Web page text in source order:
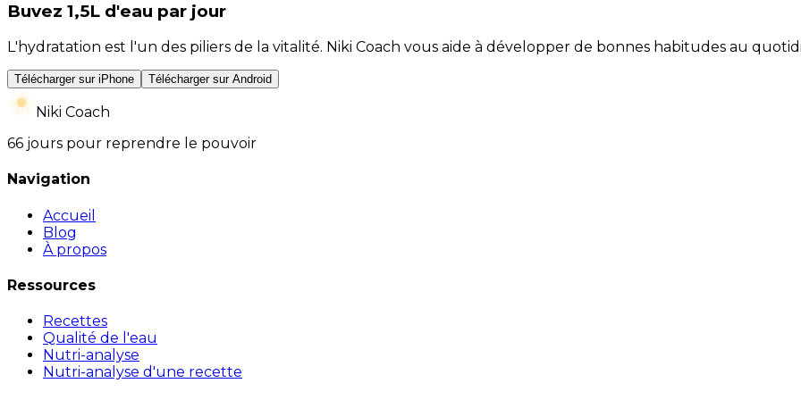
Buvez 1,5L d'eau par jour
L'hydratation est l'un des piliers de la vitalité. Niki Coach vous aide à développer de bonnes habitudes au
Télécharger sur iPhone Télécharger sur Android
Niki Coach
66 jours pour reprendre le pouvoir
Navigation
Accueil
Blog
À propos
Ressources
Recettes
Qualité de l'eau
Nutri-analyse
Nutri-analyse d'une recette